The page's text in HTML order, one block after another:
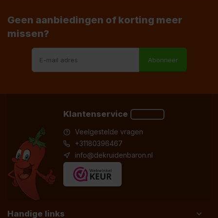
Geen aanbiedingen of korting meer
missen?
Abonneer
Klantenservice
Veelgestelde vragen
+31180396467
info@dekruidenbaron.nl
Handige links